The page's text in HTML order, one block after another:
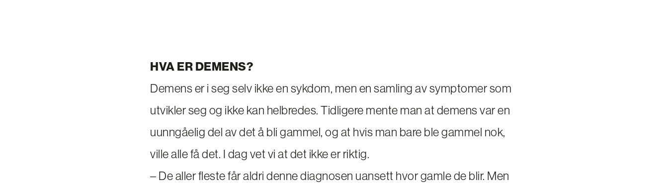
HVA ER DEMENS?
Demens er i seg selv ikke en sykdom, men en samling av symptomer som
utvikler seg og ikke kan helbredes. Tidligere mente man at demens var en
uunngåelig del av det å bli gammel, og at hvis man bare ble gammel nok,
ville alle få det. I dag vet vi at det ikke er riktig.
– De aller fleste får aldri denne diagnosen uansett hvor gamle de blir. Men